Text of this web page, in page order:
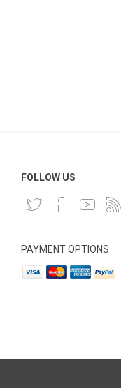
FOLLOW US
PAYMENT OPTIONS